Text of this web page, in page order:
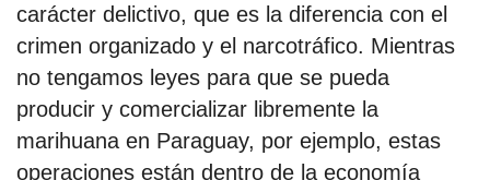
carácter delictivo, que es la diferencia con el
crimen organizado y el narcotráfico. Mientras
no tengamos leyes para que se pueda
producir y comercializar libremente la
marihuana en Paraguay, por ejemplo, estas
operaciones están dentro de la economía